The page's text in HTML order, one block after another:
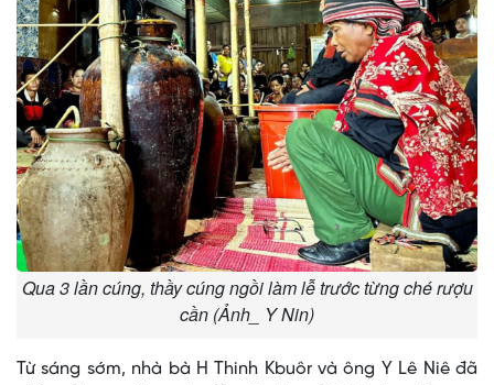
Qua 3 lần cúng, thầy cúng ngồi làm lễ trước từng ché rượu
cần (Ảnh_ Y Nin)
Từ sáng sớm, nhà bà H Thinh Kbuôr và ông Y Lê Niê đã